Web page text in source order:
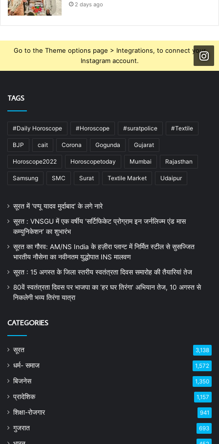
2 days ago
Go to the Theme options page > Integrations, to connect your
Instagram account.
TAGS
#Daily Horoscope #Horoscope #suratpolice #Textile
BJP cait Corona Gogunda Gujarat
Horoscope2022 Horoscopetoday Mumbai Rajasthan
Samsung SMC Surat Textile Market Udaipur
सूरत में ‘पप्पू यादव मुर्दाबाद’ के लगे नारे
सूरत : VNSGU में एक वर्षीय ‘सर्टिफिकेट प्रोग्राम इन जर्नलिज्म एंड मास
कम्युनिकेशन’ का शुभारंभ
सूरत का गौरव: AM/NS India के हज़ीरा प्लान्ट में निर्मित स्टील से सुसज्जित
भारतीय नौसेना का नवीनतम युद्धोपात INS मालवण
सूरत : 15 अगस्त के जिला स्तरीय स्वतंत्रता दिवस समारोह की तैयारियां तेज
80वें स्वतंत्रता दिवस पर भाजपा का ‘हर घर तिरंगा’ अभियान तेज, 10 अगस्त से
निकलेगी भव्य तिरंगा यात्रा
CATEGORIES
सूरत 3,138
धर्म- समाज 1,572
बिजनेस 1,350
प्रादेशिक 1,157
शिक्षा-रोजगार 941
गुजरात 693